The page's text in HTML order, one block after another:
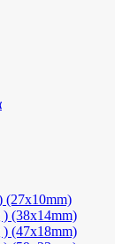
(27x10mm)
) (38x14mm)
) (47x18mm)